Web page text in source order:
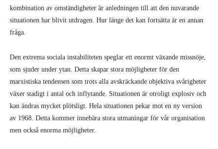
kombination av omständigheter är anledningen till att den nuvarande
situationen har blivit utdragen. Hur länge det kan fortsätta är en annan
fråga.
Den extrema sociala instabiliteten speglar ett enormt växande missnöje,
som sjuder under ytan. Detta skapar stora möjligheter för den
marxistiska tendensen som trots alla avskräckande objektiva svårigheter
växer stadigt i antal och inflytande. Situationen är otroligt explosiv och
kan ändras mycket plötsligt. Hela situationen pekar mot en ny version
av 1968. Detta kommer innebära stora utmaningar för vår organisation
men också enorma möjligheter.